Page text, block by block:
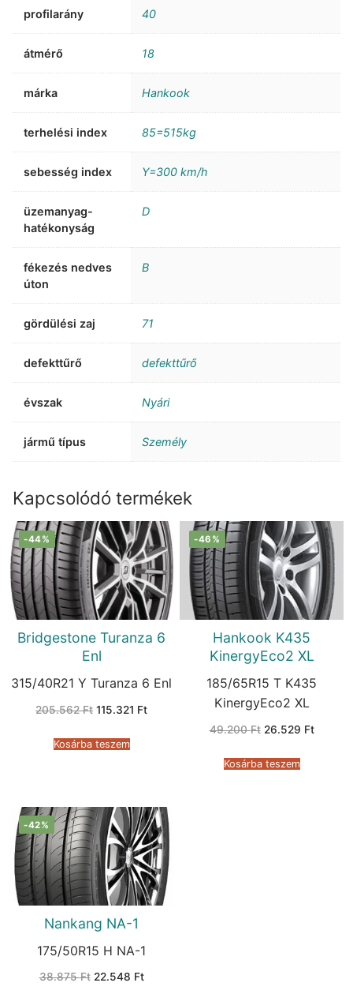
profilarány 40
átmérő 18
márka Hankook
terhelési index 85=515kg
sebesség index Y=300 km/h
üzemanyag-
hatékonyság
D
fékezés nedves
úton
B
gördülési zaj 71
defekttűrő defekttűrő
évszak Nyári
jármű típus Személy
Kapcsolódó termékek
-44%
Bridgestone Turanza 6
Enl
315/40R21 Y Turanza 6 Enl
205.562Ft Original
205.562 Ft.
115.321 FtCurrent
Kosárba teszem
-46%
Hankook K435
KinergyEco2 XL
185/65R15 T K435
KinergyEco2 XL
49.200Ft Original
49.200 Ft.
26.529 FtCurrent
Kosárba teszem
-42%
Nankang NA-1
175/50R15 H NA-1
38.875Ft Original
22.548 FtCurrent